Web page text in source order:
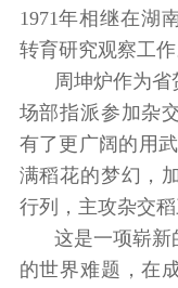
1971年相继在湖
转育研究观察工作
周坤炉作为
场部指派参加杂
有了更广阔的用
满稻花的梦幻，
行列，主攻杂交
这是一项崭新
的世界难题，在